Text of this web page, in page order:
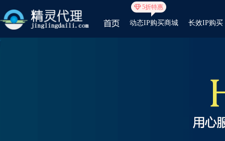
5折特惠
动态IP购买商城 长效IP购买